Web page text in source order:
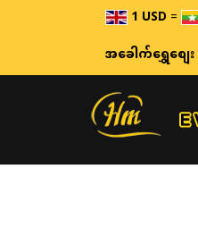
1 USD=
အခေါက်ရွှေစျေး